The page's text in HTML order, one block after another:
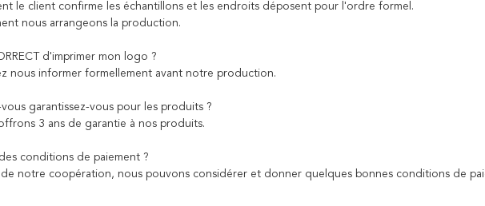
le client confirme les échantillons et les endroits déposent pour l'ordre formel.
nous arrangeons la production.
d'imprimer mon logo ?
nous informer formellement avant notre production.
garantissez-vous pour les produits ?
3 ans de garantie à nos produits.
conditions de paiement ?
notre coopération, nous pouvons considérer et donner quelques bonnes conditions de